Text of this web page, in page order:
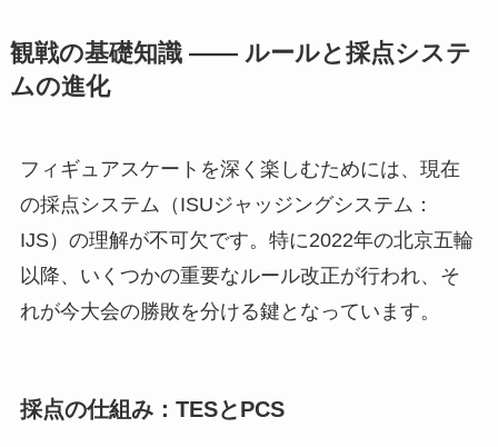
観戦の基礎知識 —— ルールと採点システ
ムの進化
フィギュアスケートを深く楽しむためには、現在
の採点システム（ISUジャッジングシステム：
IJS）の理解が不可欠です。特に2022年の北京五輪
以降、いくつかの重要なルール改正が行われ、そ
れが今大会の勝敗を分ける鍵となっています。
採点の仕組み：TESとPCS